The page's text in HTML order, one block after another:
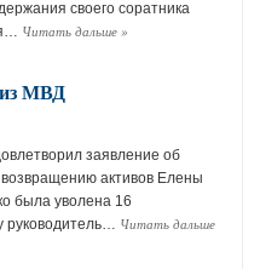
своего соратника
Читать дальше »
МВД
заявление об
активов Елены
была уволена 16
руководитель… Читать дальше